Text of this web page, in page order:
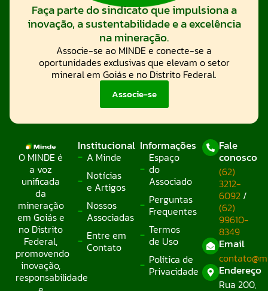
Faça parte do sindicato que impulsiona a
inovação, a sustentabilidade e a excelência
na mineração.
Associe-se ao MINDE e conecte-se a
oportunidades exclusivas que elevam o setor
mineral em Goiás e no Distrito Federal.
Associe-se
O MINDE é
a voz
unificada
da
mineração
em Goiás e
no Distrito
Federal,
promovendo
inovação,
responsabilidade
Institucional
A Minde
Notícias
e Artigos
Nossos
Associadas
Entre em
Contato
Informações
Espaço
do
Associado
Perguntas
Frequentes
Termos
de Uso
Política de
Privacidade
Fale
conosco
(62)
3212-
6092 /
(62)
99610-
8349
Email
Endereço
Rua 200,